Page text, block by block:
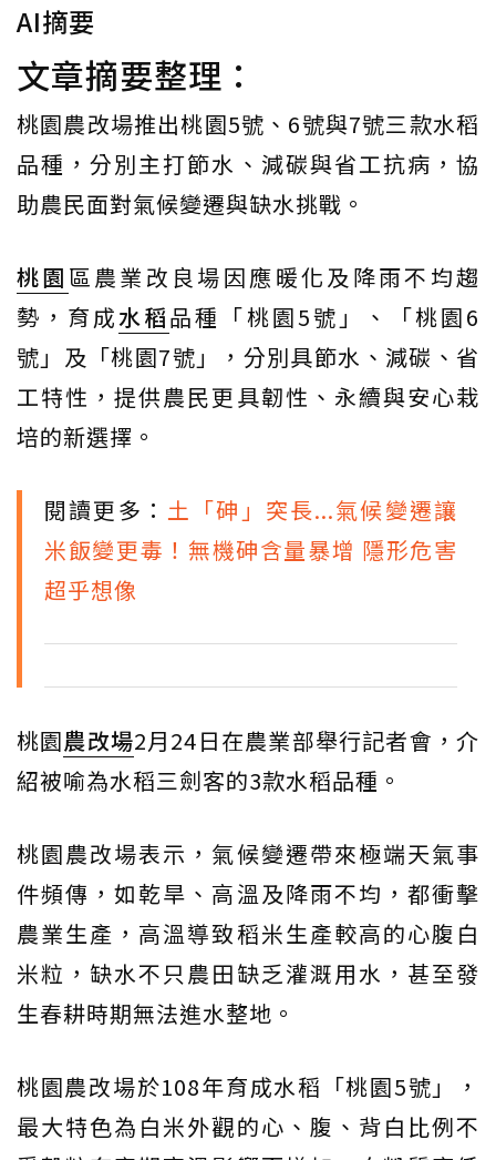
AI摘要
文章摘要整理：
桃園農改場推出桃園5號、6號與7號三款水稻
品種，分別主打節水、減碳與省工抗病，協
助農民面對氣候變遷與缺水挑戰。
桃園 區農業改良場因應暖化及降雨不均趨
勢，育成水稻品種「桃園5號」、「桃園6
號」及「桃園7號」，分別具節水、減碳、省
工特性，提供農民更具韌性、永續與安心栽
培的新選擇。
閱讀更多： 土「砷」突長...氣候變遷讓
米飯變更毒！無機砷含量暴增 隱形危害
超乎想像
桃園農改場2月24日在農業部舉行記者會，介
紹被喻為水稻三劍客的3款水稻品種。
桃園農改場表示，氣候變遷帶來極端天氣事
件頻傳，如乾旱、高溫及降雨不均，都衝擊
農業生產，高溫導致稻米生產較高的心腹白
米粒，缺水不只農田缺乏灌溉用水，甚至發
生春耕時期無法進水整地。
桃園農改場於108年育成水稻「桃園5號」，
最大特色為白米外觀的心、腹、背白比例不